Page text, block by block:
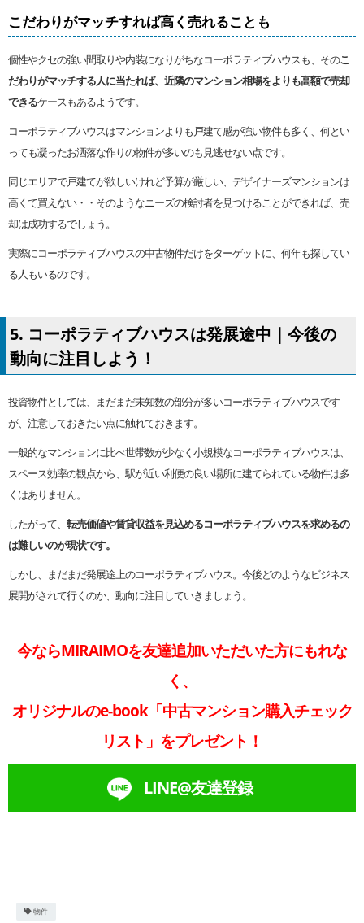
こだわりがマッチすれば高く売れることも
個性やクセの強い間取りや内装になりがちなコーポラティブハウスも、そのこ
だわりがマッチする人に当たれば、近隣のマンション相場をよりも高額で売却
できるケースもあるようです。
コーポラティブハウスはマンションよりも戸建て感が強い物件も多く、何とい
っても凝ったお洒落な作りの物件が多いのも見逃せない点です。
同じエリアで戸建てが欲しいけれど予算が厳しい、デザイナーズマンションは
高くて買えない・・そのようなニーズの検討者を見つけることができれば、売
却は成功するでしょう。
実際にコーポラティブハウスの中古物件だけをターゲットに、何年も探してい
る人もいるのです。
5. コーポラティブハウスは発展途中｜今後の
動向に注目しよう！
投資物件としては、まだまだ未知数の部分が多いコーポラティブハウスです
が、注意しておきたい点に触れておきます。
一般的なマンションに比べ世帯数が少なく小規模なコーポラティブハウスは、
スペース効率の観点から、駅が近い利便の良い場所に建てられている物件は多
くはありません。
したがって、 転売価値や賃貸収益を見込めるコーポラティブハウスを求めるの
は難しいのが現状です。
しかし、まだまだ発展途上のコーポラティブハウス。今後どのようなビジネス
展開がされて行くのか、動向に注目していきましょう。
今ならMIRAIMOを友達追加いただいた方にもれな
く、
オリジナルのe-book「中古マンション購入チェック
リスト」をプレゼント！
LINE@友達登録
物件